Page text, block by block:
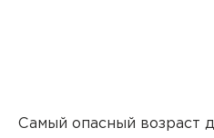
Самый опасный возраст